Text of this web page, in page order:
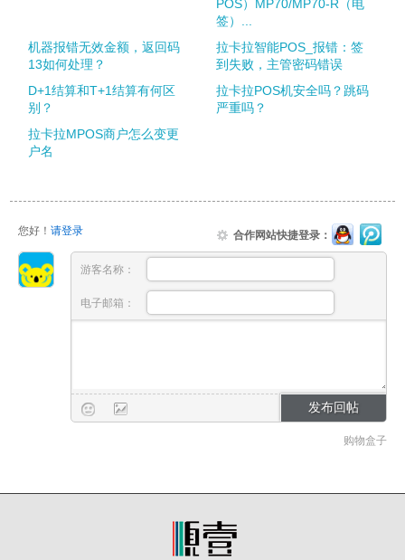
POS）MP70/MP70-R（电
签）...
机器报错无效金额，返回码
13如何处理？
拉卡拉智能POS_报错：签
到失败，主管密码错误
D+1结算和T+1结算有何区
别？
拉卡拉POS机安全吗？跳码
严重吗？
拉卡拉MPOS商户怎么变更
户名
您好！ 请登录 合作网站快捷登录：
游客名称：
电子邮箱：
购物盒子